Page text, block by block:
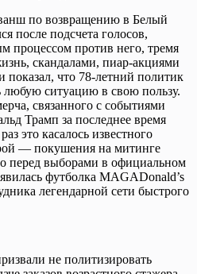
по возвращению в Белый
после подсчета голосов,
процессом против него, тремя
скандалами, пиар-акциями
что 78-летний политик
любую ситуацию в свою пользу.
связанного с событиями
Трамп за последнее время
это касалось известного
— покушения на митинге
перед выборами в официальном
футболка MAGADonald’s
легендарной сети быстрого
не политизировать